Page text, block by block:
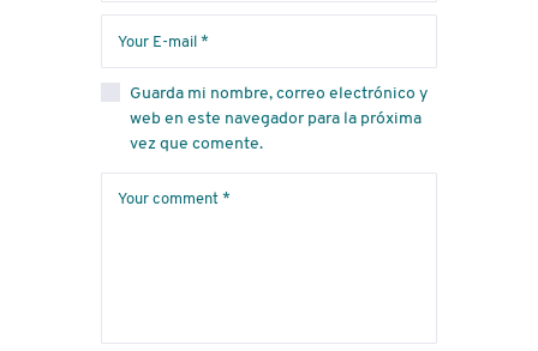
Guarda mi nombre, correo electrónico y
web en este navegador para la próxima
vez que comente.